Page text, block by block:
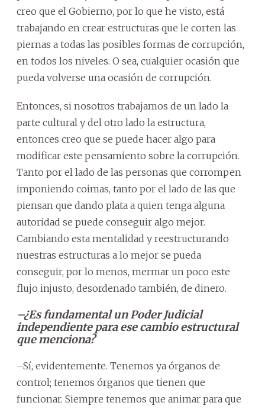
creo que el Gobierno, por lo que he visto, está
trabajando en crear estructuras que le corten las
piernas a todas las posibles formas de corrupción,
en todos los niveles. O sea, cualquier ocasión que
pueda volverse una ocasión de corrupción.
Entonces, si nosotros trabajamos de un lado la
parte cultural y del otro lado la estructura,
entonces creo que se puede hacer algo para
modificar este pensamiento sobre la corrupción.
Tanto por el lado de las personas que corrompen
imponiendo coimas, tanto por el lado de las que
piensan que dando plata a quien tenga alguna
autoridad se puede conseguir algo mejor.
Cambiando esta mentalidad y reestructurando
nuestras estructuras a lo mejor se pueda
conseguir, por lo menos, mermar un poco este
flujo injusto, desordenado también, de dinero.
–¿Es fundamental un Poder Judicial
independiente para ese cambio estructural
que menciona?
–Sí, evidentemente. Tenemos ya órganos de
control; tenemos órganos que tienen que
funcionar. Siempre tenemos que animar para que